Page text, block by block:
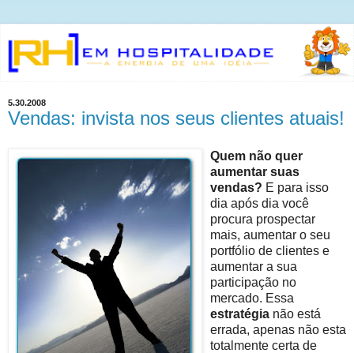
5.30.2008
Vendas: invista nos seus clientes atuais!
Quem não quer
aumentar suas
vendas? E para isso
dia após dia você
procura prospectar
mais, aumentar o seu
portfólio de clientes e
aumentar a sua
participação no
mercado. Essa
estratégia não está
errada, apenas não esta
totalmente certa de